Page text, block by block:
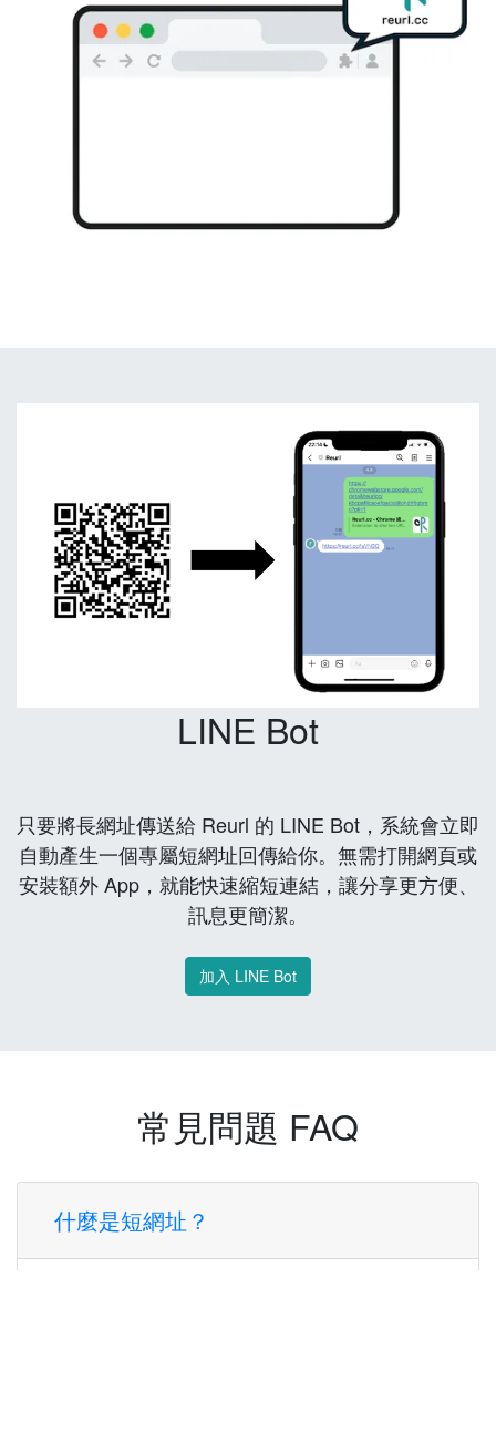
LINE Bot
只要將長網址傳送給 Reurl 的 LINE Bot，系統會立即
自動產生一個專屬短網址回傳給你。無需打開網頁或
安裝額外 App，就能快速縮短連結，讓分享更方便、
訊息更簡潔。
加入 LINE Bot
常見問題 FAQ
什麼是短網址？